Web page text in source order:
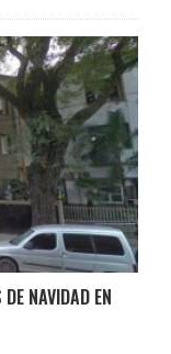
NAVIDAD EN